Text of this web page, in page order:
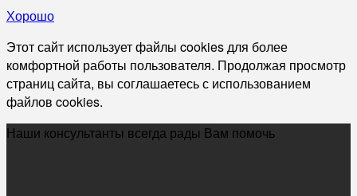
Хорошо
Этот сайт использует файлы cookies для более
комфортной работы пользователя. Продолжая просмотр
страниц сайта, вы соглашаетесь с использованием
файлов cookies.
Наши консультанты всегда рады Вам помочь